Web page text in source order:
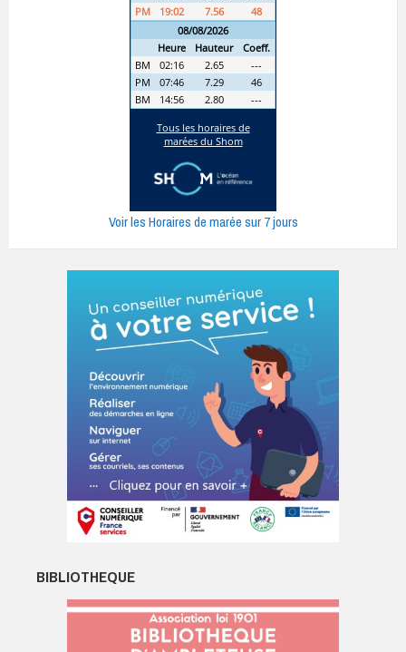
Voir les Horaires de marée sur 7 jours
BIBLIOTHEQUE